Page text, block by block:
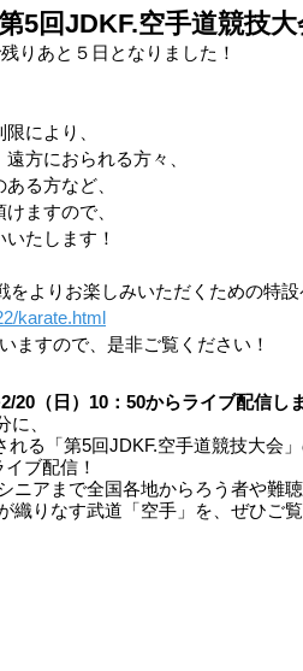
5回JDKF.空手道競技大
りあと５日となりました！
により、
方におられる方々、
る方など、
ますので、
たします！
をよりお楽しみいただくための特
karate.html
ますので、是非ご覧ください！
20（日）10：50からライブ配信し
、
る「第5回JDKF.空手道競技大会
ブ配信！
ニアまで全国各地からろう者や難
織りなす武道「空手」を、ぜひご覧